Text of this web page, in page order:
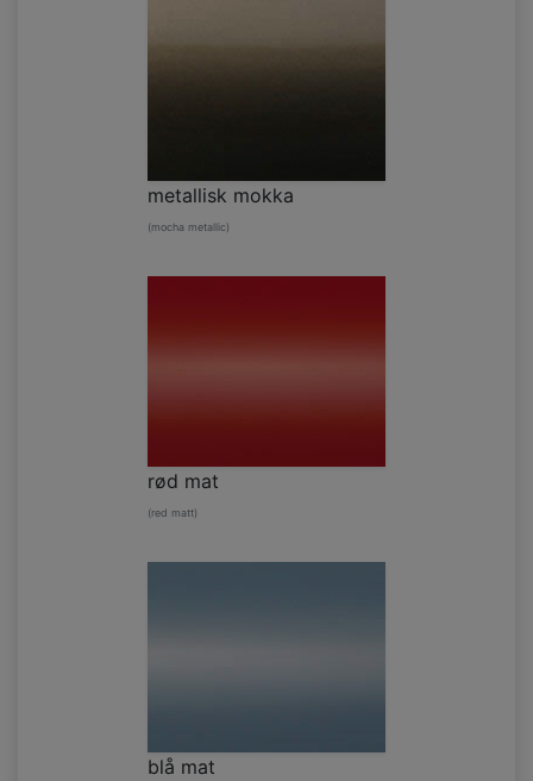
metallisk mokka
(mocha metallic)
rød mat
(red matt)
blå mat